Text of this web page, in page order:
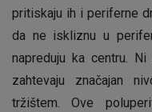
pritiskaju ih i periferne
da ne iskliznu u
napreduju ka centru.
zahtevaju značajan
tržištem. Ove